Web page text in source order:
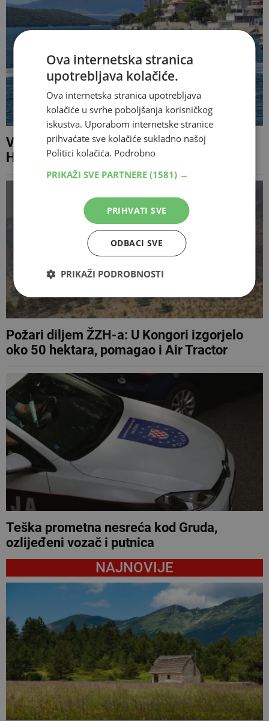
Vremenska prognoza za Mostar i
Hercegovinu - 9.08.2026
Požari diljem ŽZH-a: U Kongori izgorjelo
oko 50 hektara, pomagao i Air Tractor
Teška prometna nesreća kod Gruda,
ozlijeđeni vozač i putnica
NAJNOVIJE
Ova internetska stranica
upotrebljava kolačiće.
Ova internetska stranica upotrebljava
kolačiće u svrhe poboljšanja korisničkog
iskustva. Uporabom internetske stranice
prihvaćate sve kolačiće sukladno našoj
Politici kolačića. Podrobno
PRIKAŽI SVE PARTNERE (1581) →
PRIHVATI SVE
ODBACI SVE
PRIKAŽI PODROBNOSTI